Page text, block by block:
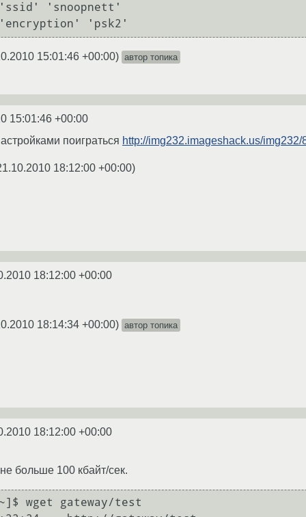
15:01:46 +00:00) автор топика
15:01:46 +00:00
поиграться http://img232.imageshack.us/
18:12:00 +00:00)
18:12:00 +00:00
18:14:34 +00:00) автор топика
18:12:00 +00:00
больше 100 кбайт/сек.
wget gateway/test